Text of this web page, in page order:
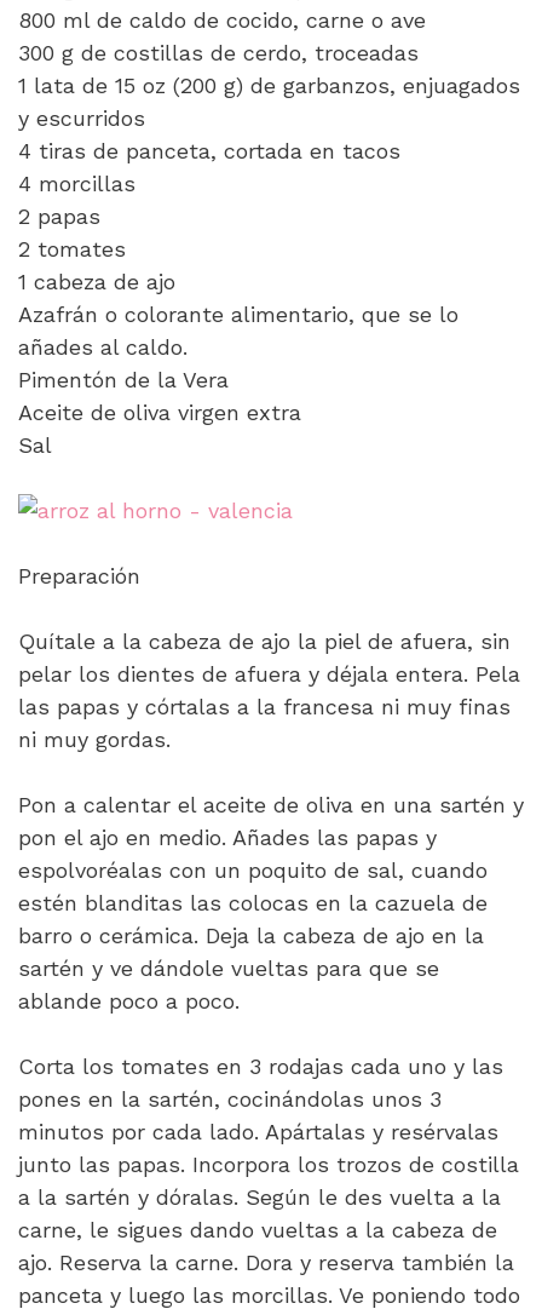
800 ml de caldo de cocido, carne o ave
300 g de costillas de cerdo, troceadas
1 lata de 15 oz (200 g) de garbanzos, enjuagados
y escurridos
4 tiras de panceta, cortada en tacos
4 morcillas
2 papas
2 tomates
1 cabeza de ajo
Azafrán o colorante alimentario, que se lo
añades al caldo.
Pimentón de la Vera
Aceite de oliva virgen extra
Sal
Preparación
Quítale a la cabeza de ajo la piel de afuera, sin
pelar los dientes de afuera y déjala entera. Pela
las papas y córtalas a la francesa ni muy finas
ni muy gordas.
Pon a calentar el aceite de oliva en una sartén y
pon el ajo en medio. Añades las papas y
espolvoréalas con un poquito de sal, cuando
estén blanditas las colocas en la cazuela de
barro o cerámica. Deja la cabeza de ajo en la
sartén y ve dándole vueltas para que se
ablande poco a poco.
Corta los tomates en 3 rodajas cada uno y las
pones en la sartén, cocinándolas unos 3
minutos por cada lado. Apártalas y resérvalas
junto las papas. Incorpora los trozos de costilla
a la sartén y dóralas. Según le des vuelta a la
carne, le sigues dando vueltas a la cabeza de
ajo. Reserva la carne. Dora y reserva también la
panceta y luego las morcillas. Ve poniendo todo